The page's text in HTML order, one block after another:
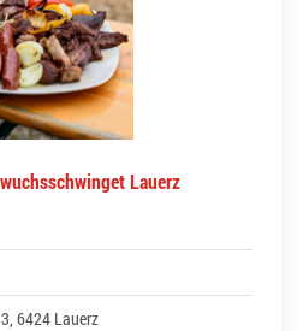
Lauerz
6424 Lauerz